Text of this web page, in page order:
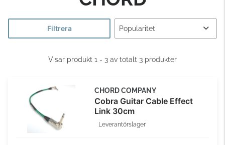
Filtrera
Visar produkt 1 - 3 av totalt 3 produkter
CHORD COMPANY
Cobra Guitar Cable Effect
Link 30cm
Leverantörslager